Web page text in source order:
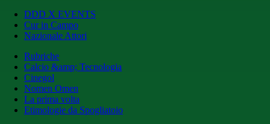
DDD X EVENTS
Cur in Campo
Nazionale Attori
Rubriche
Calcio &amp; Tecnologia
Cinegol
Nomen Omen
La prima volta
Etimologie da Spogliatoio